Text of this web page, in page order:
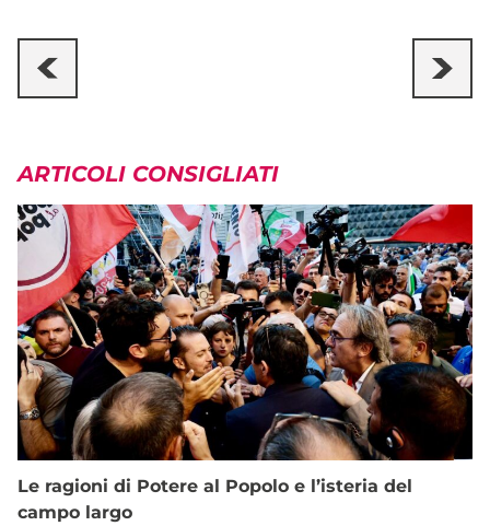
ARTICOLI CONSIGLIATI
Le ragioni di Potere al Popolo e l’isteria del
campo largo